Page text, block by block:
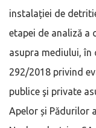
instalației de
etapei de analiză
asupra mediului, în
292/2018 privind
publice şi private
Apelor și Pădurilor